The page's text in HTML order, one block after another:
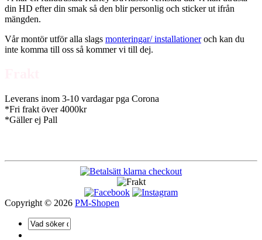
din HD efter din smak så den blir personlig och sticker ut ifrån
mängden.
Vår montör utför alla slags monteringar/ installationeroch kan du
inte komma till oss så kommer vi till dej.
Leverans inom 3-10 vardagar pga Corona
*Fri frakt över 4000kr
*Gäller ej Pall
Copyright © 2026 PM-Shopen